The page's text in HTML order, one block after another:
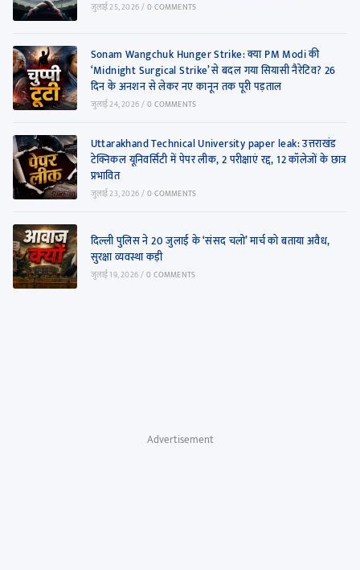
जुलाई 25, 2026/0 COMMENTS
Sonam Wangchuk Hunger Strike: क्या PM Modi की
‘Midnight Surgical Strike’ से बदल गया सियासी नैरेटिव? 26
दिन के अनशन से लेकर नए कानून तक पूरी पड़ताल
जुलाई 24, 2026/0 COMMENTS
Uttarakhand Technical University paper leak: उत्तराखंड
टेक्निकल यूनिवर्सिटी में पेपर लीक, 2 परीक्षाएं रद्द, 12 कॉलेजों के छात्र
प्रभावित
जुलाई 23, 2026/0 COMMENTS
दिल्ली पुलिस ने 20 जुलाई के ‘संसद चलो’ मार्च को बताया अवैध,
सुरक्षा व्यवस्था कड़ी
जुलाई 19, 2026/0 COMMENTS
Advertisement